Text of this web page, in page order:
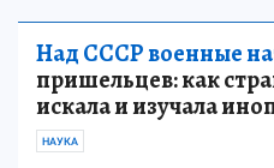
Над СССР военные
пришельцев: как
искала и изучала
НАУКА